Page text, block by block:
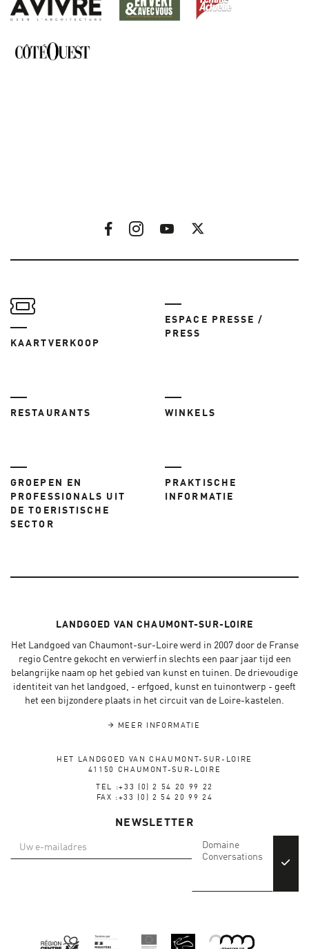
KAARTVERKOOP
ESPACE PRESSE /
PRESS
RESTAURANTS WINKELS
GROEPEN EN
PROFESSIONALS UIT
DE TOERISTISCHE
SECTOR
PRAKTISCHE
INFORMATIE
LANDGOED VAN CHAUMONT-SUR-LOIRE
Het Landgoed van Chaumont-sur-Loire werd in 2007 door de Franse
regio Centre gekocht en verwierf in slechts een paar jaar tijd een
belangrijke naam op het gebied van kunst en tuinen. De drievoudige
identiteit van het landgoed, - erfgoed, kunst en tuinontwerp - geeft
het een bijzondere plaats in het circuit van de Loire-kastelen.
MEER INFORMATIE
HET LANDGOED VAN CHAUMONT-SUR-LOIRE
41150 CHAUMONT-SUR-LOIRE
TEL :+33 (0) 2 54 20 99 22
FAX :+33 (0) 2 54 20 99 24
NEWSLETTER